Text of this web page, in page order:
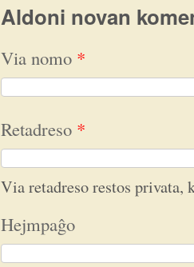
Aldoni novan
Via nomo *
Retadreso *
Via retadreso restos privata,
Hejmpaĝo